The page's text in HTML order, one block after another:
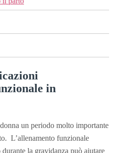
in
un periodo molto importante
L’allenamento funzionale
la gravidanza può aiutare